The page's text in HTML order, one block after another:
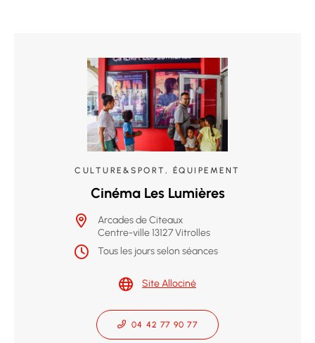
CULTURE&SPORT, ÉQUIPEMENT
Cinéma Les Lumières
Arcades de Citeaux
Centre-ville 13127 Vitrolles
Tous les jours selon séances
Site Allociné
04 42 77 90 77